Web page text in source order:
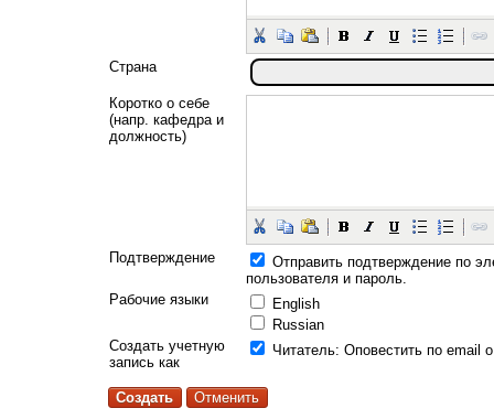
Страна
Коротко о себе
(напр. кафедра и
должность)
Подтверждение
Отправить подтверждение по
пользователя и пароль.
Рабочие языки
English
Russian
Создать учетную
запись как
Читатель: Оповестить по email